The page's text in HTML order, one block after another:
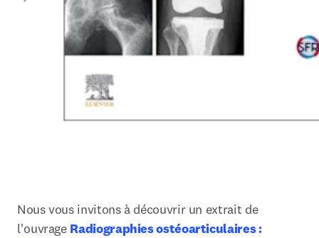
Nous vous invitons à découvrir un extrait de
l'ouvrage Radiographies ostéoarticulaires :